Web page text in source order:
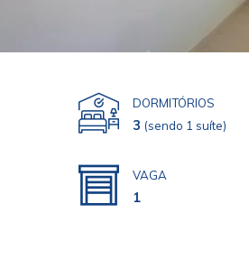
DORMITÓRIOS
3 (sendo 1 suíte)
VAGA
1